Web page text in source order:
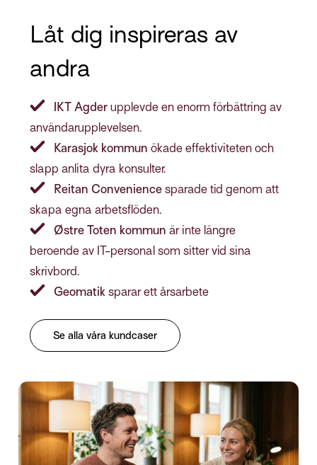
Låt dig inspireras av
andra
IKT Agder upplevde en enorm förbättring av
användarupplevelsen.
Karasjok kommun ökade effektiviteten och
slapp anlita dyra konsulter.
Reitan Conveniencesparade tid genom att
skapa egna arbetsflöden.
Østre Toten kommun är inte längre
beroende av IT-personal som sitter vid sina
skrivbord.
Geomatik sparar ett årsarbete
Se alla våra kundcaser